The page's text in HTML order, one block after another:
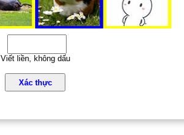
Viết liền, không dấu
Xác thực